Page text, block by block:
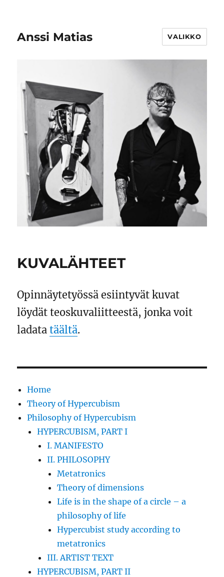
Anssi Matias VALIKKO
KUVALÄHTEET
Opinnäytetyössä esiintyvät kuvat
löydät teoskuvaliitteestä, jonka voit
ladatatäältä.
Home
Theory of Hypercubism
Philosophy of Hypercubism
HYPERCUBISM, PART I
I. MANIFESTO
II. PHILOSOPHY
Metatronics
Theory of dimensions
Life is in the shape of a circle – a
philosophy of life
Hypercubist study according to
metatronics
III. ARTIST TEXT
HYPERCUBISM, PART II